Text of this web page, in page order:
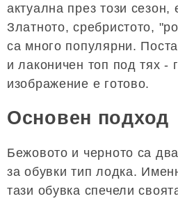
актуална през този сезон,
Златното, сребристото,
са много популярни.
и лаконичен топ под тях -
изображение е готово.
Основен подход
Бежовото и черното са
за обувки тип лодка.
тази обувка спечели